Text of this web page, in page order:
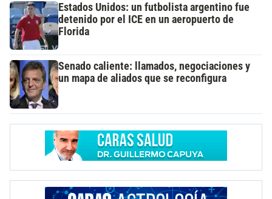
Estados Unidos: un futbolista argentino fue
detenido por el ICE en un aeropuerto de
Florida
Senado caliente: llamados, negociaciones y
un mapa de aliados que se reconfigura